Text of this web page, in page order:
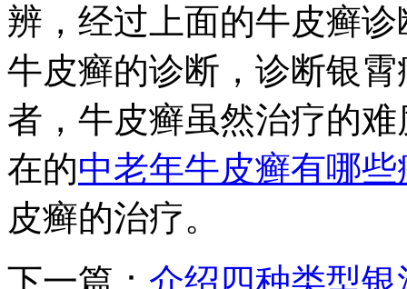
辨，经过上面的牛皮癣
牛皮癣的诊断，诊断银
者，牛皮癣虽然治疗的
在的中老年牛皮癣有哪些
皮癣的治疗。
下一篇： 介绍四种类型